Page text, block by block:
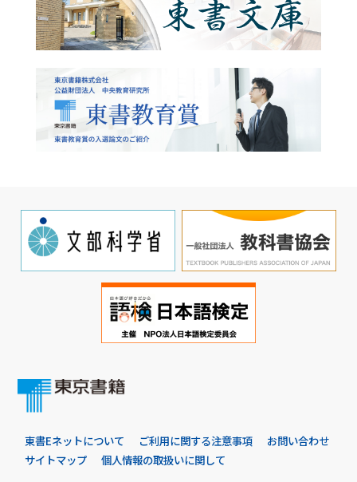
東書Eネットについて ご利用に関する注意事項
お問い合わせ
サイトマップ
個人情報の取扱いに関して